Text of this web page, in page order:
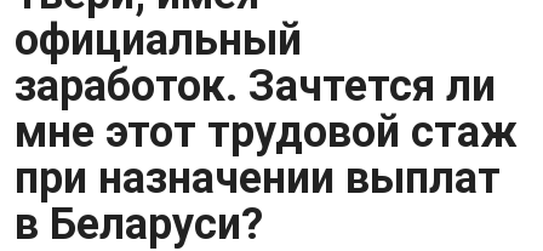
официальный
заработок. Зачтется ли
мне этот трудовой стаж
при назначении выплат
в Беларуси?